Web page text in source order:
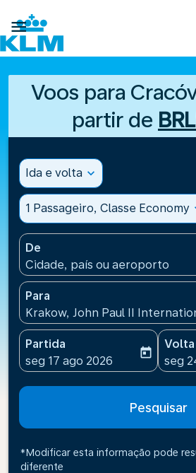

Voos para
partir de
Ida e volta expand_more
1 Passageiro, Classe Economy
De
Cidade, país ou aeroporto
Para
Krakow, John Paul II
Partida
fc-booking-departure-date-
seg 17 ago 2026
today
Volta
fc-
seg
Pesquisar
*Modificar esta informação pode
diferente